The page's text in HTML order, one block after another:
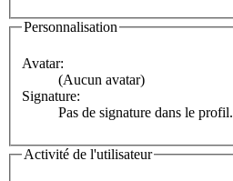
Personnalisation
Avatar:
(Aucun avatar)
Signature:
Pas de signature dans le profil.
Activité de l'utilisateur